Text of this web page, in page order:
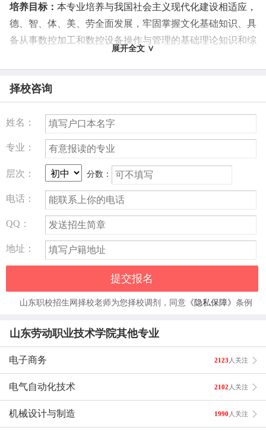
培养目标： 本专业培养与我国社会主义现代化建设相适应，
德、智、体、美、劳全面发展，牢固掌握文化基础知识、具
备从事数控加工和数控设备操作与管理的基础理论知识和综
劳动者和初中级应用型专门人才。
就业方向：数控技术应用专业的中专毕业生最大可能就业岗
位依次是数控设备操作、维修、编程和产品质量检测。
第一、可以选择的就是数控操作工，经过数控实习和数控操
作培训的学生都可以胜任，但是这个工作岗位竞争的压力最
大，任何一所工科的高职都有这个专业，还不要说中职以及
技校的学生。目前我国机加工行业的数控操作岗位已基本达
到饱和。有的学生跟我说他们的同学，也就初中毕业，干数
控操作比他们早五六年，都是熟练工了，工资也可以，因此
觉得很没有希望。我跟他们讲，要比的不是眼前，而是以后
第二、数控编程员。目前很多的机加工企业都采用自动编程
来生成数控加工程序，因此需要学习CAM软件。不同的单
位使用不同的CAM软件，种类多种多样，但是大体上加工
很高，责任也很大，因此要求有丰富的加工经验。这样的
话，对于刚刚走出校门的学生，马上做这个岗位不现实。必
须经过一段时间的锻炼，短则一两年，长的话得三五年。
第三、数控维修人员或者叫售后服务人员。这个岗位的要求
更高，是数控方面最缺乏的。不仅要求有丰富机械知识，还
展开全文 ∨
择校咨询
姓名：
专业：
层次： 分数：
电话：
QQ：
地址：
提交报名
山东职校招生网择校老师为您择校调剂，同意 《隐私保障》 条例
山东劳动职业技术学院其他专业
电子商务 2123 人关注
电气自动化技术 2102 人关注
机械设计与制造 1990 人关注